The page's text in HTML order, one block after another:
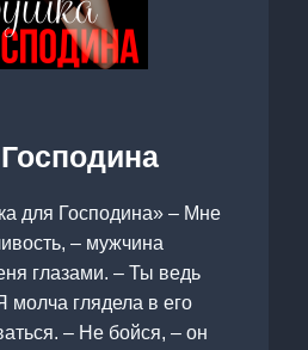
для Господина» – Мне
– мужчина
глазами. – Ты ведь
молча глядела в его
– Не бойся, – он